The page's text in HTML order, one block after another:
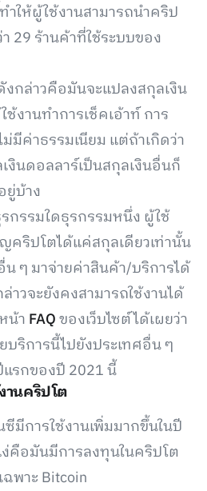
ให้ผู้ใช้งานสามารถนำคริป
29 ร้านค้าที่ใช้ระบบของ
งกล่าวคือมันจะแปลงสกุลเงิน
งานทำการเช็คเอ้าท์ การ
มีค่าธรรมเนียม แต่ถ้าเกิดว่า
งินดอลลาร์เป็นสกุลเงินอื่นก็
ยู่บ้าง
กรรมใดธุรกรรมหนึ่ง ผู้ใช้
คริปโตได้แค่สกุลเดียวเท่านั้น
ๆ มาจ่ายค่าสินค้า/บริการได้
วจะยังคงสามารถใช้งานได้
น้า FAQของเว็บไซต์ได้เผยว่า
บริการนี้ไปยังประเทศอื่น ๆ
รกของปี 2021 นี้
านคริปโต
มีการใช้งานเพิ่มมากขึ้นในปี
คือมันมีการลงทุนในคริปโต
พาะ Bitcoin